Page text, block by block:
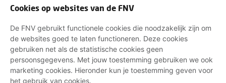
Cookies op websites van de FNV
De FNV gebruikt functionele cookies die noodzakelijk zijn om
de websites goed te laten functioneren. Deze cookies
gebruiken net als de statistische cookies geen
persoonsgegevens. Met jouw toestemming gebruiken we ook
marketing cookies. Hieronder kun je toestemming geven voor
het gebruik van cookies.